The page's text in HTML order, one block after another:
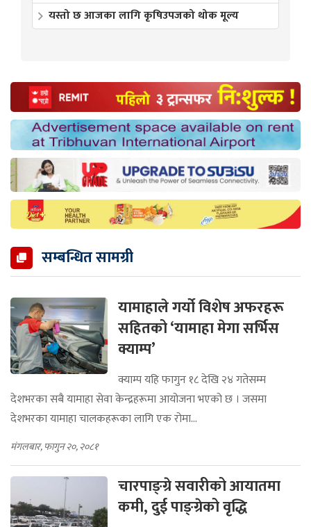
यस्तो छ आजका लागि कृषिउपजको थोक मूल्य
सम्बन्धित सामग्री
यामाहाले गर्यो विशेष अफरहरू
सहितको ‘यामाहा मेगा सर्भिस
क्याम्प’
क्याम्प यहि फागुन १८ देखि २४ गतेसम्म
देशभरका सबै यामाहा सेवा केन्द्रहरूमा आयोजना भएको छ । जसमा
देशभरका यामाहा चालकहरूका लागि एक रोमा...
मंगलबार, फागुन २०, २०८१
चारपाङ्ग्रे सवारीको आयातमा
कमी, दुई पाङ्ग्रेको वृद्धि